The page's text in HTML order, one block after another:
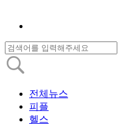
전체뉴스
피플
헬스